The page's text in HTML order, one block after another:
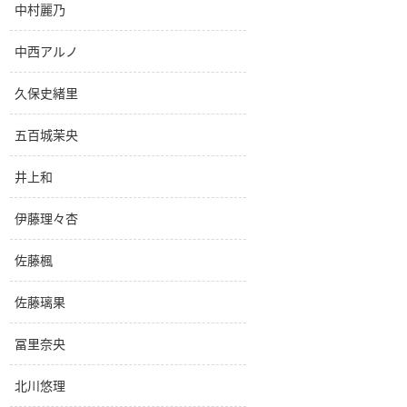
中村麗乃
中西アルノ
久保史緒里
五百城茉央
井上和
伊藤理々杏
佐藤楓
佐藤璃果
冨里奈央
北川悠理